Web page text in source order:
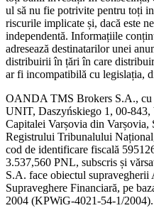
ul să nu fie potrivite pentru toți
riscurile implicate și, dacă este
independentă. Informațiile
adresează destinatarilor unei
distribuirii în țări în care
ar fi incompatibilă cu legislația,
OANDA TMS Brokers S.A., cu
UNIT, Daszyńskiego 1, 00-843,
Capitalei Varșovia din Varșovia,
Registrului Tribunalului
cod de identificare fiscală
3.537,560 PNL, subscris și
S.A. face obiectul supravegherii
Supraveghere Financiară, pe
2004 (KPWiG-4021-54-1/2004).